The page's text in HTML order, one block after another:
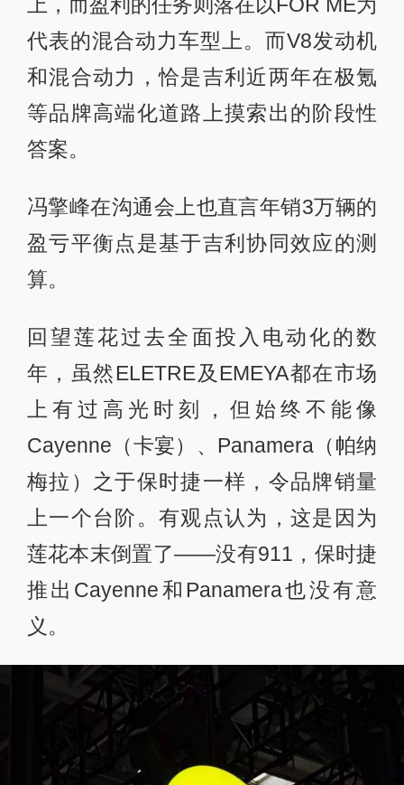
代表的混合动力车型上。而V8发动机
和混合动力，恰是吉利近两年在极氪
等品牌高端化道路上摸索出的阶段性
答案。
冯擎峰在沟通会上也直言年销3万辆的
盈亏平衡点是基于吉利协同效应的测
算。
回望莲花过去全面投入电动化的数
年，虽然ELETRE及EMEYA都在市场
上有过高光时刻，但始终不能像
Cayenne（卡宴）、Panamera（帕纳
梅拉）之于保时捷一样，令品牌销量
上一个台阶。有观点认为，这是因为
莲花本末倒置了——没有911，保时捷
推出Cayenne和Panamera也没有意
义。